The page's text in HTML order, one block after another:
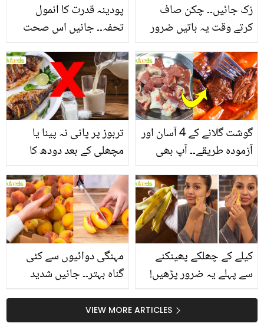
پودینہ قدرت کا انمول
تحفہ۔۔ جانیں اس صحت
انگیز طبی فوائد
رُک جائیں۔۔ چکن صاف
کرتے وقت یہ باتیں ضرور
تربوز پر پانی نہ پینا یا
مچھلی کے بعد دودھ کا
سے متعلق غلط فہمیوں کی
حقیقت کیا ہے اور افواہ
کیا؟
گوشت گلانے کے 4 آسان اور
آزمودہ طریقے۔۔ آپ بھی
بتائے راز
مہنگی دوائیوں سے کئی
گناہ بہتر۔۔ جانیں شدید
کیوں کھانا چاہیے؟
کیلے کے چھلکے پھینکنے
سے پہلے یہ ضرور پڑھیں!
سستا اور قدرتی حلVIEW MORE ARTICLES